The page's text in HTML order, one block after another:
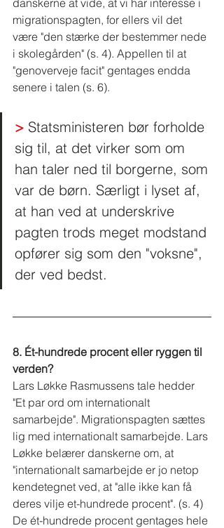
migrationspagten, for ellers vil det
være "den stærke der bestemmer nede
i skolegården" (s. 4). Appellen til at
"genoverveje facit" gentages endda
senere i talen (s. 6).
> Statsministeren bør forholde
sig til, at det virker som om
han taler ned til borgerne, som
var de børn. Særligt i lyset af,
at han ved at underskrive
pagten trods meget modstand
opfører sig som den "voksne",
der ved bedst.
8. Ét-hundrede procent eller ryggen til
verden?
Lars Løkke Rasmussens tale hedder
"Et par ord om internationalt
samarbejde". Migrationspagten sættes
lig med internationalt samarbejde. Lars
Løkke belærer danskerne om, at
"internationalt samarbejde er jo netop
kendetegnet ved, at "alle ikke kan få
deres vilje et-hundrede procent". (s. 4)
De ét-hundrede procent gentages hele